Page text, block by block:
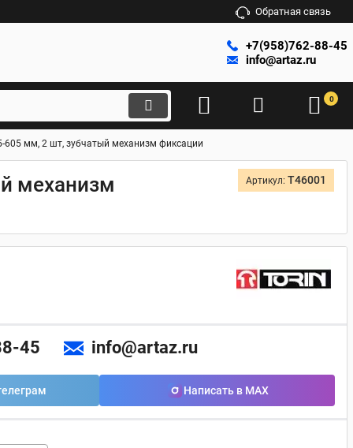
Обратная связь
+7(958)762-88-45
info@artaz.ru
0
605 мм, 2 шт, зубчатый механизм фиксации
механизм Артикул: T46001
45 info@artaz.ru
Написать в MAX